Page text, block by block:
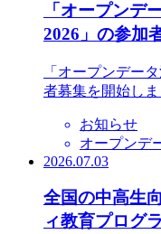
「オープンデ
2026」の参加
「オープンデー
者募集を開始しま
お知らせ
オープンデ
2026.07.03
全国の中高生
ィ教育プログ